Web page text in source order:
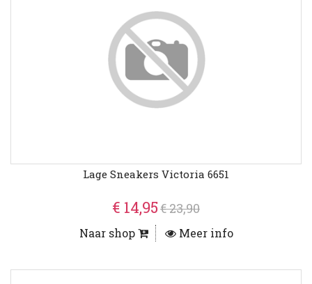
Lage Sneakers Victoria 6651
€ 14,95€ 23,90
Naar shop Meer info